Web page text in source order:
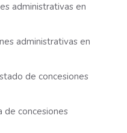
administrativas en
administrativas en
de concesiones
de concesiones